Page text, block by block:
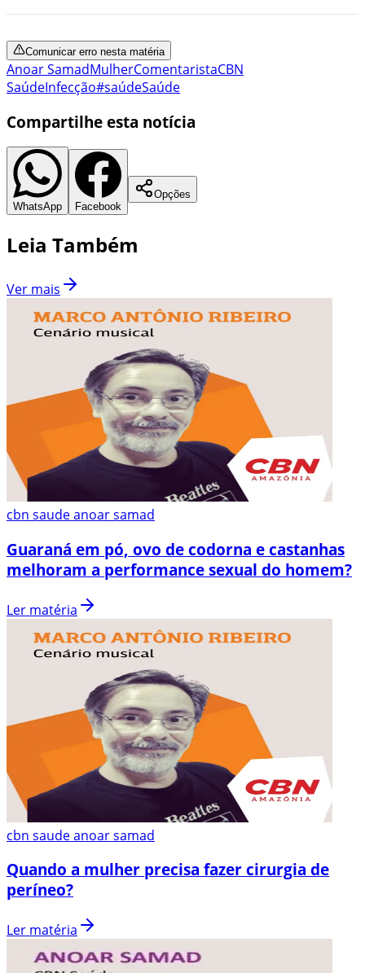
Comunicar erro nesta matéria
Anoar SamadMulherComentaristaCBN
SaúdeInfecção#saúdeSaúde
Compartilhe esta notícia
WhatsApp Facebook
Opções
Leia Também
Ver mais
cbn saude anoar samad
Guaraná em pó, ovo de codorna e castanhas
melhoram a performance sexual do homem?
Ler matéria
cbn saude anoar samad
Quando a mulher precisa fazer cirurgia de
períneo?
Ler matéria